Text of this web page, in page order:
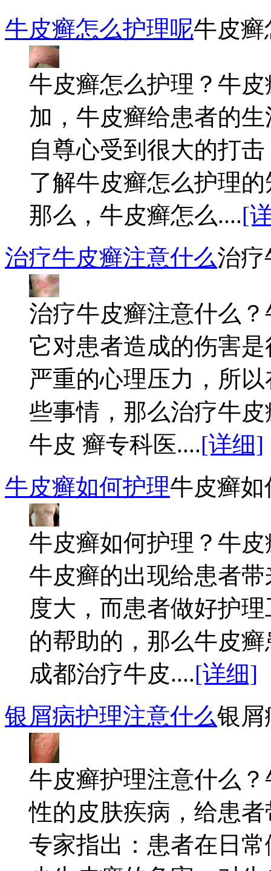
牛皮癣怎么护理呢牛皮癣
牛皮癣怎么护理？牛
加，牛皮癣给患者的
自尊心受到很大的打
了解牛皮癣怎么护理
那么，牛皮癣怎么....[
治疗牛皮癣注意什么治疗
治疗牛皮癣注意什么
它对患者造成的伤害
严重的心理压力，所
些事情，那么治疗牛
牛皮 癣专科医....[详细]
牛皮癣如何护理牛皮癣如
牛皮癣如何护理？牛
牛皮癣的出现给患者
度大，而患者做好护
的帮助的，那么牛皮
成都治疗牛皮....[详细]
银屑病护理注意什么银屑
牛皮癣护理注意什么
性的皮肤疾病，给患
专家指出：患者在日